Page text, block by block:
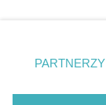
prywatności
. Niektóre
PARTNERZY